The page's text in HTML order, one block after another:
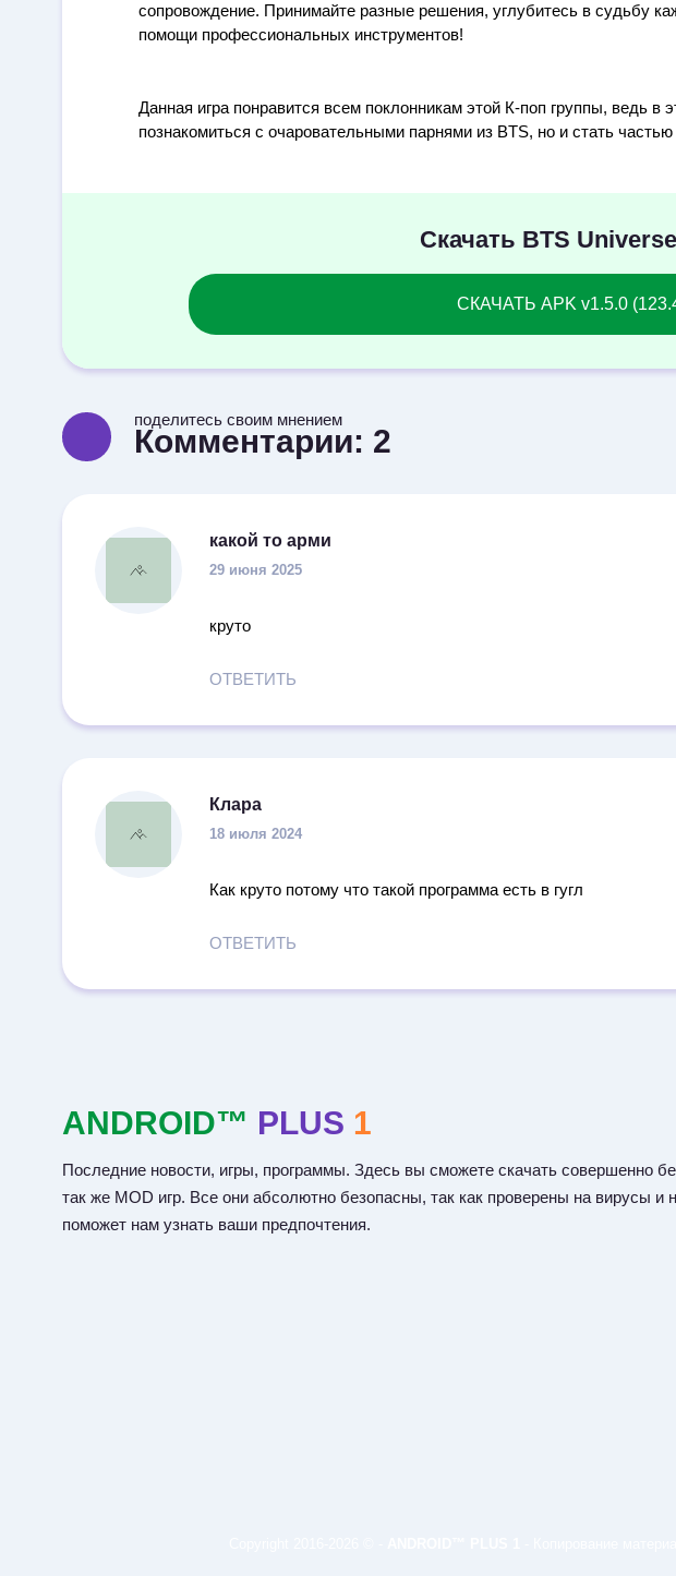
сопровождение. Принимайте разные решения, углубитесь в судьбу
помощи профессиональных инструментов!
Данная игра понравится всем поклонникам этой К-поп группы, ведь в
познакомиться с очаровательными парнями из BTS, но и стать
Скачать BTS
СКАЧАТЬ APK v1.5.0
поделитесь своим мнением
Комментарии: 2
какой то арми
29 июня 2025
круто
ОТВЕТИТЬ
Клара
18 июля 2024
Как круто потому что такой программа есть в гугл
ОТВЕТИТЬ
ANDROID™ PLUS 1
Последние новости, игры, программы. Здесь вы сможете скачать совершенно
так же MOD игр. Все они абсолютно безопасны, так как проверены на вирусы и
поможет нам узнать ваши предпочтения.